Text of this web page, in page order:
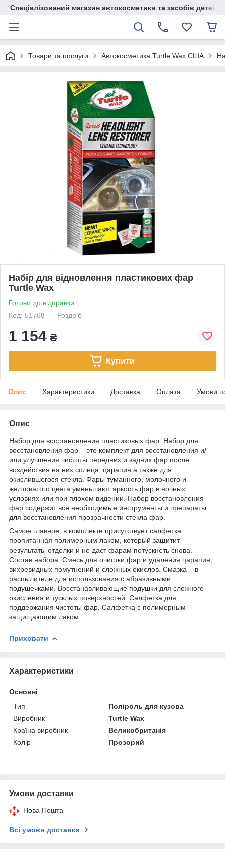
Спеціалізований магазин автокосметики та засобів
Товари та послуги Автокосметика Turtle Wax США
Набір для відновлення пластикових фар
Turtle Wax
Готово до відправки
Код: 51768
Роздріб
1 154 ₴
Купити
Опис Характеристики Доставка Оплата Умови
Опис
Набор для восстановления пластиковых фар. Набор для
восстановления фар – это комплект для восстановления и/
или улучшения чистоты передних и задних фар после
воздействия на них солнца, царапин а также для
окислившегося стекла. Фары туманного, молочного и
желтоватого цвета уменьшают яркость фар в ночных
условиях или при плохом видении. Набор восстановления
фар содержит все необходимые инструменты и препараты
для восстановления прозрачности стекла фар.
Самое главное, в комплекте присутствует салфетка
пропитанная полимерным лаком, который защитит
результаты отделки и не даст фарам потускнеть снова.
Состав набора: Смесь для очистки фар и удаления царапин,
вихревидных помутнений и сложных окислов. Смазка – в
распылителе для использования с абразивными
подушечками. Восстанавливающие подушки для сложного
окисления и тусклых поверхностей. Салфетка для
поддержания чистоты фар. Салфетка с полимерным
защищающим лаком.
Приховати
Характеристики
Основні
Тип
Поліроль для кузова
Виробник
Turtle Wax
Країна виробник
Великобританія
Колір
Прозорий
Умови доставки
Нова Пошта
Всі умови доставки